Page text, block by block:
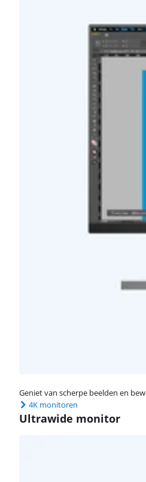
Geniet van scherpe beelden en
4K monitoren
Ultrawide monitor